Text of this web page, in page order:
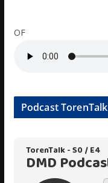
OF
Podcast TorenTalk